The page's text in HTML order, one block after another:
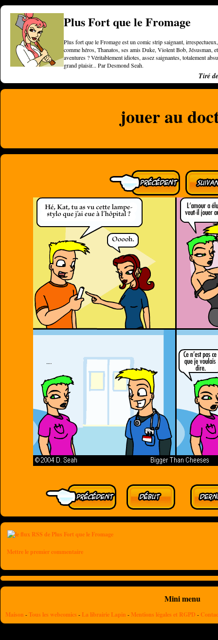
Plus Fort que le Fromage
Plus fort que le Fromage est un comic strip saignant,
comme héros, Thanatos, ses amis Duke, Violent Bob, Jésusman,
aventures ? Véritablement idiotes, assez saignantes, totalement
grand plaisir... Par Desmond Seah.
Tiré
jouer au
Mettre le premier commentaire
Mini menu
Maison -Tous les webcomics - La librairie Lapin - Mentions légales et RGPD -